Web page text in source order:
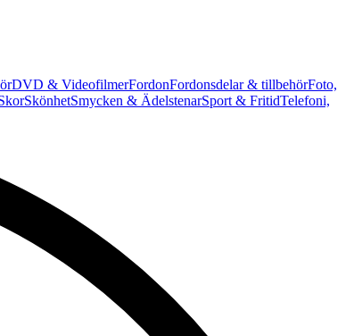
DVD & VideofilmerFordonFordonsdelar & tillbehörFoto,
SkönhetSmycken & ÄdelstenarSport & FritidTelefoni,